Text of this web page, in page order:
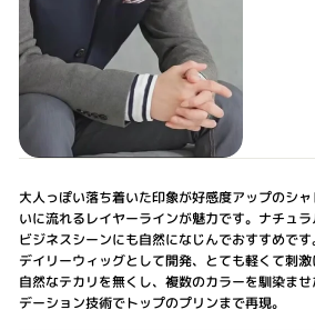
大人っぽい落ち着いた印象が好感度アップのシ
いに流れるレイヤーラインが魅力です。ナチュ
ビジネスシーンにも自然になじんでおすすめです
デイリーウィッグとして開発、とても軽くて刺
自然なテカリを無くし、複数のカラーを馴染ま
デーション技術でトップのプリンまで再現。